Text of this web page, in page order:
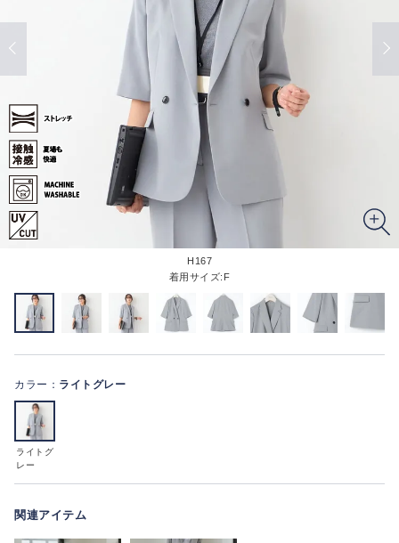
H167
着用サイズ:F
カラー： ライトグレー
ライトグ
レー
関連アイテム